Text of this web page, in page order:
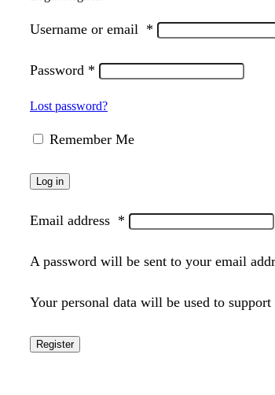
Username or email *
Password *
Lost password?
Remember Me
Log in
Email address *
A password will be sent to your email
Your personal data will be used to
Register